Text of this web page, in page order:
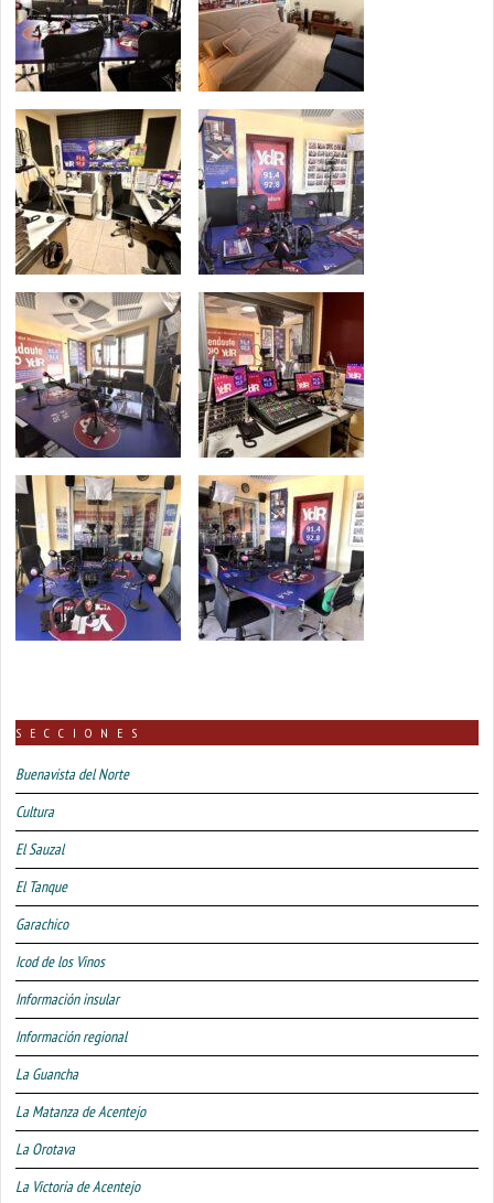
SECCIONES
Buenavista del Norte
Cultura
El Sauzal
El Tanque
Garachico
Icod de los Vinos
Información insular
Información regional
La Guancha
La Matanza de Acentejo
La Orotava
La Victoria de Acentejo